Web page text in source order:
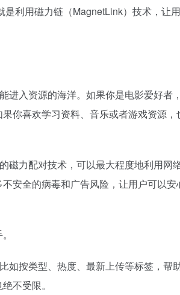
是利用磁力链（MagnetLink）技术，让
进入资源的海洋。如果你是电影爱好者
你喜欢学习资料、音乐或者游戏资源，
磁力配对技术，可以最大程度地利用网
安全的病毒和广告风险，让用户可以安
如按类型、热度、最新上传等标签，帮
不受限。